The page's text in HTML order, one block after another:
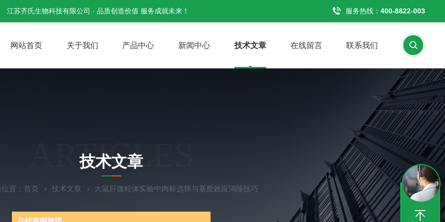
江苏齐氏生物科技有限公司 · 品质创造价值 服务成就未来！ 服务热线： 400-8822-003
网站首页 关于我们 产品中心 新闻中心 技术文章 在线留言 联系我们
ARTICLES
技术文章
置： 首页 技术文章 大鼠肝微粒体实验中内标选择与基质效应消除技巧